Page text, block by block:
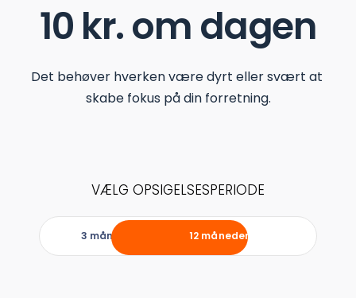
10 kr. om dagen
Det behøver hverken være dyrt eller svært at
skabe fokus på din forretning.
VÆLG OPSIGELSESPERIODE
3 måneder 12 måneder (spar 13%)